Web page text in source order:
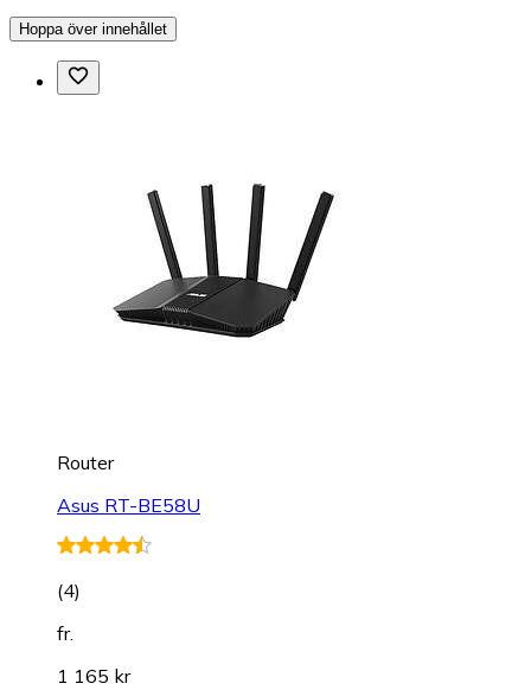
Hoppa över innehållet
Router
Asus RT-BE58U
(4)
fr.
1 165 kr